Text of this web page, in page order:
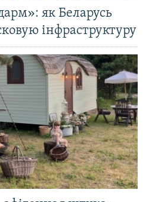
як Беларусь
інфраструктуру